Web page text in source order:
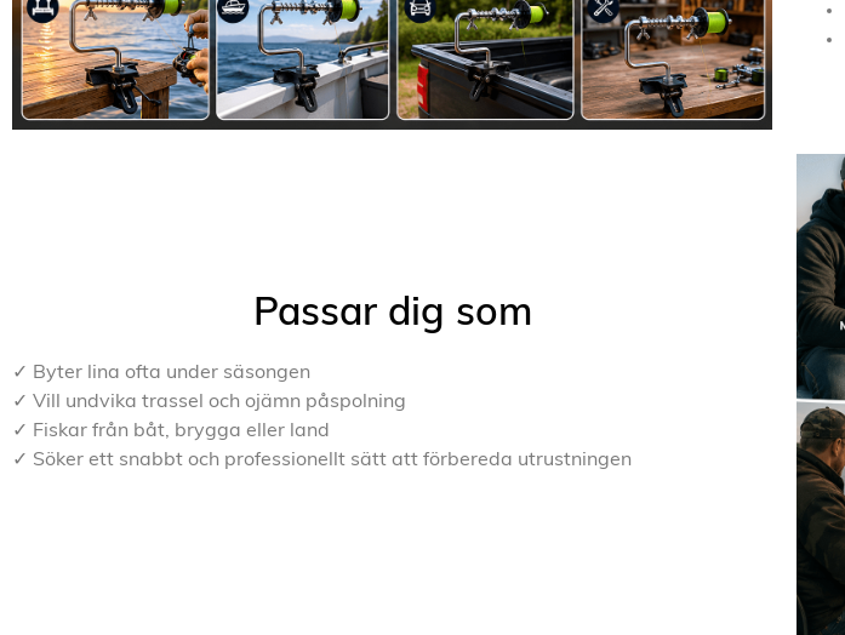
Passar dig som
✓ Byter lina ofta under säsongen
✓ Vill undvika trassel och ojämn påspolning
✓ Fiskar från båt, brygga eller land
✓ Söker ett snabbt och professionellt sätt att förbereda utrustningen